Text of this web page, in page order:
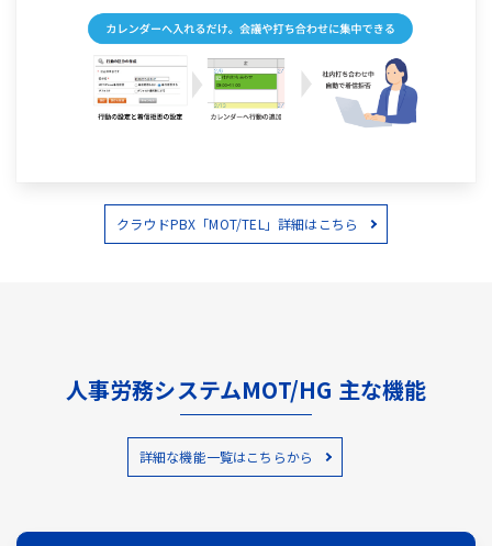
クラウドPBX「MOT/TEL」詳細はこちら
人事労務システムMOT/HG 主な機能
詳細な機能一覧はこちらから